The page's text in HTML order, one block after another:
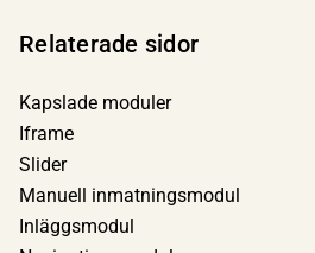
Relaterade sidor
Kapslade moduler
Iframe
Slider
Manuell inmatningsmodul
Inläggsmodul